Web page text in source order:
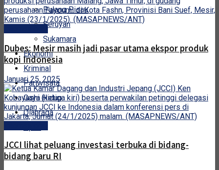
Pulang Pisau
Seruyan
Sukamara
Ekonomi
Kriminal
Pariwisata
Gaya Hidup
Olahraga
Dubes: Mesir masih jadi pasar utama ekspor produk
kopi Indonesia
Januari 25, 2025
JCCI lihat peluang investasi terbuka di bidang-
bidang baru RI